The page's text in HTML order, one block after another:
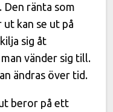
ränta som
kan se ut på
sig åt
vänder sig till.
ändras över tid.
beror på ett